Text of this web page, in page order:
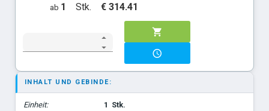
ab 1 Stk. € 314.41
INHALT UND GEBINDE:
Einheit: 1 Stk.